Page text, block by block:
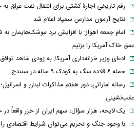
رقم تاریخی اجارۀ کشتی برای انتقال نفت عراق
نتایج آزمون مدارس سمپاد اعلام شد
عمق خاک آمریکا را بزنیم
ادعای وزیر خزانه‌داری آمریکا: به زودی شاهد
حمله ۶ قلاده سگ به کودک ۹ ساله در سنندج
رسانه اماراتی: دور هفتم مذاکرات لبنان و
عقب‌نشینی
یک لایحه، هزار سؤال؛ سهم ایران از خزر واقعاً
با وجود جنگ و تحریم می‌توان شرایط اقتصادی